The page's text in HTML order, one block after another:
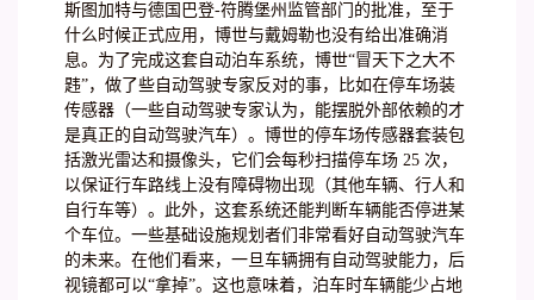
斯图加特与德国巴登-符腾堡州监管部门的批准，至于
什么时候正式应用，博世与戴姆勒也没有给出准确消
息。为了完成这套自动泊车系统，博世“冒天下之大不
韪”，做了些自动驾驶专家反对的事，比如在停车场装
传感器（一些自动驾驶专家认为，能摆脱外部依赖的才
是真正的自动驾驶汽车）。博世的停车场传感器套装包
括激光雷达和摄像头，它们会每秒扫描停车场 25 次，
以保证行车路线上没有障碍物出现（其他车辆、行人和
自行车等）。此外，这套系统还能判断车辆能否停进某
个车位。一些基础设施规划者们非常看好自动驾驶汽车
的未来。在他们看来，一旦车辆拥有自动驾驶能力，后
视镜都可以“拿掉”。这也意味着，泊车时车辆能少占地